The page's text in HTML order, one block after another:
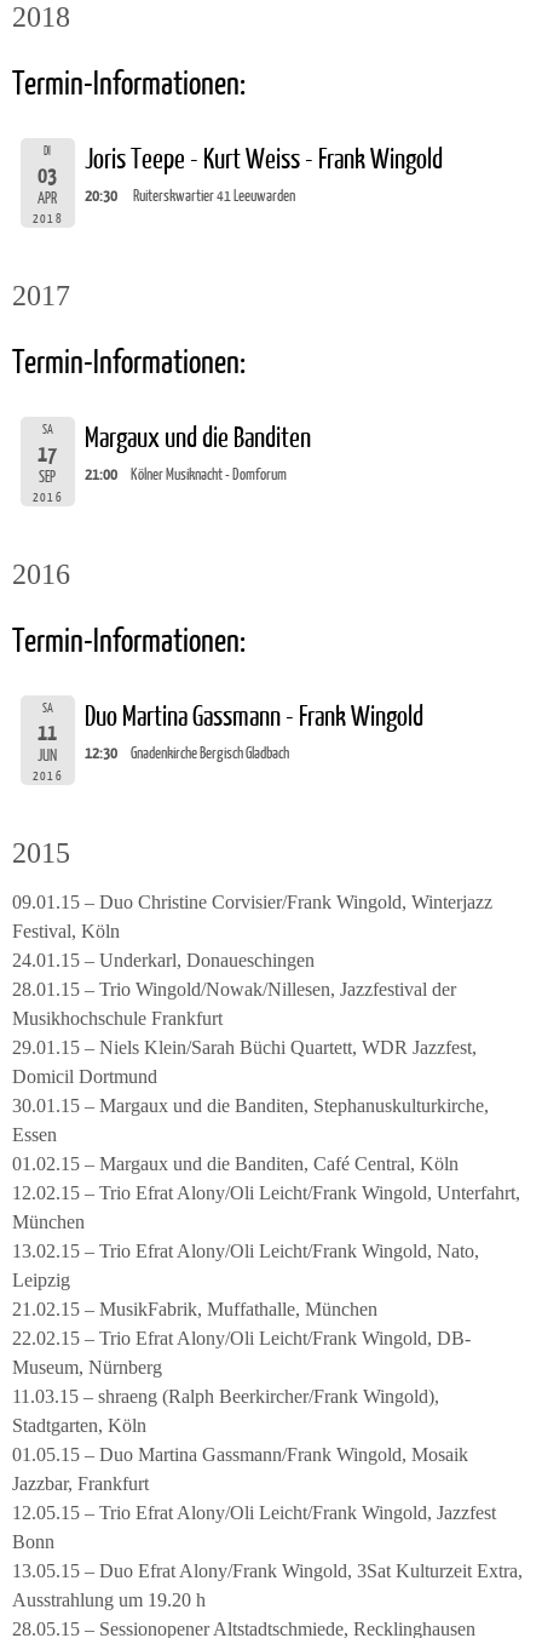
2018
Termin-Informationen:
DI
03
APR
2018
Joris Teepe - Kurt Weiss - Frank Wingold
20:30 Ruiterskwartier 41 Leeuwarden
2017
Termin-Informationen:
SA
17
SEP
2016
Margaux und die Banditen
21:00 Kölner Musiknacht - Domforum
2016
Termin-Informationen:
SA
11
JUN
2016
Duo Martina Gassmann - Frank Wingold
12:30 Gnadenkirche Bergisch Gladbach
2015
09.01.15 – Duo Christine Corvisier/Frank Wingold, Winterjazz
Festival, Köln
24.01.15 – Underkarl, Donaueschingen
28.01.15 – Trio Wingold/Nowak/Nillesen, Jazzfestival der
Musikhochschule Frankfurt
29.01.15 – Niels Klein/Sarah Büchi Quartett, WDR Jazzfest,
Domicil Dortmund
30.01.15 – Margaux und die Banditen, Stephanuskulturkirche,
Essen
01.02.15 – Margaux und die Banditen, Café Central, Köln
12.02.15 – Trio Efrat Alony/Oli Leicht/Frank Wingold, Unterfahrt,
München
13.02.15 – Trio Efrat Alony/Oli Leicht/Frank Wingold, Nato,
Leipzig
21.02.15 – MusikFabrik, Muffathalle, München
22.02.15 – Trio Efrat Alony/Oli Leicht/Frank Wingold, DB-
Museum, Nürnberg
11.03.15 – shraeng (Ralph Beerkircher/Frank Wingold),
Stadtgarten, Köln
01.05.15 – Duo Martina Gassmann/Frank Wingold, Mosaik
Jazzbar, Frankfurt
12.05.15 – Trio Efrat Alony/Oli Leicht/Frank Wingold, Jazzfest
Bonn
13.05.15 – Duo Efrat Alony/Frank Wingold, 3Sat Kulturzeit Extra,
Ausstrahlung um 19.20 h
28.05.15 – Sessionopener Altstadtschmiede, Recklinghausen